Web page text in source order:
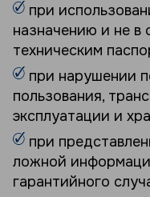
при
назначению и не в
техническим
при нарушении
пользования,
эксплуатации и
при
ложной
гарантийного